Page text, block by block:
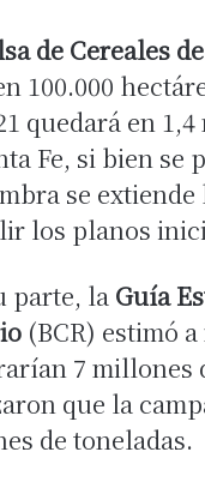
de Cereales
100.000
quedará en
Fe, si bien
se
los planos
parte, la Guía
(BCR) estimó
7 millones
que la
de toneladas.